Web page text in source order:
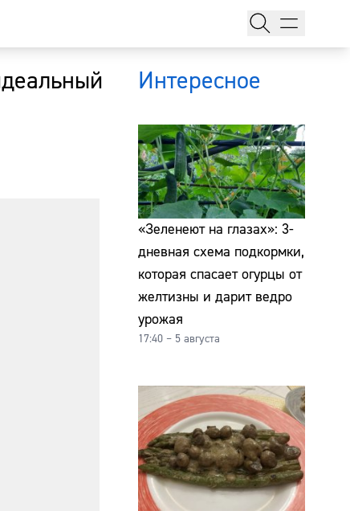
Интересное
«Зеленеют на глазах»: 3-
дневная схема подкормки,
которая спасает огурцы от
желтизны и дарит ведро
урожая
17:40 – 5 августа